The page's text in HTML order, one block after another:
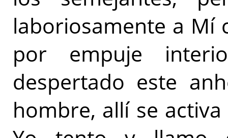
laboriosamente a Mí
por empuje
despertado este
hombre, allí se